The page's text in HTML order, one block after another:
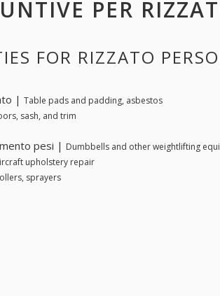
PER
FOR RIZZATO
| Table pads and padding, asbestos
sash, and trim
pesi | Dumbbells and other weightlifting
upholstery repair
sprayers